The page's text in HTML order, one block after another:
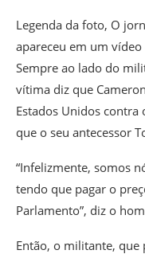
Legenda da foto, O
apareceu em um
Sempre ao lado do
vítima diz que
Estados Unidos contra
que o seu antecessor
“Infelizmente, somos
tendo que pagar o
Parlamento”, diz o
Então, o militante,